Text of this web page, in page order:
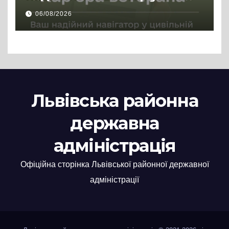
цивільній професії
06/08/2026
Львівська районна
державна
адміністрація
Офіційна сторінка Львівської районної державної
адміністрації